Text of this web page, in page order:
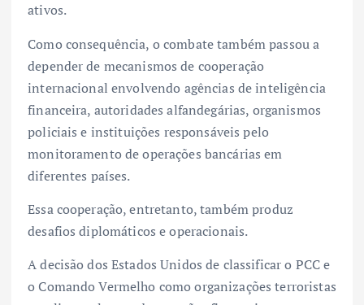
ativos.
Como consequência, o combate também passou a
depender de mecanismos de cooperação
internacional envolvendo agências de inteligência
financeira, autoridades alfandegárias, organismos
policiais e instituições responsáveis pelo
monitoramento de operações bancárias em
diferentes países.
Essa cooperação, entretanto, também produz
desafios diplomáticos e operacionais.
A decisão dos Estados Unidos de classificar o PCC e
o Comando Vermelho como organizações terroristas